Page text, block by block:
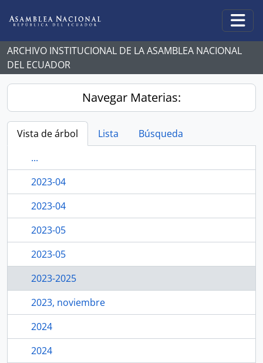
ARCHIVO INSTITUCIONAL DE LA ASAMBLEA NACIONAL
DEL ECUADOR
Navegar Materias:
Vista de árbol Lista
Búsqueda
...
2023-04
2023-04
2023-05
2023-05
2023-2025
2023, noviembre
2024
2024